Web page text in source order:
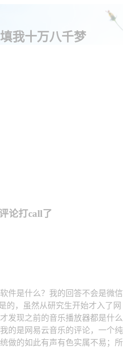
我十万八千梦
论打call了
件是什么？我的回答不会是微信
的，虽然从研究生开始才入了网
发现之前的音乐播放器都是什么
的是网易云音乐的评论，一个纯
做的如此有声有色实属不易；所